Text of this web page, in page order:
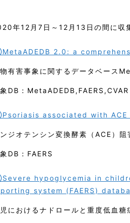
年12月7日～12月13日の間に収
2.0: a
有害事象に関するデータベース
DB：MetaADEDB,FAERS,CVAR
associated with ACE
ジオテンシン変換酵素（ACE）
DB：FAERS
hypoglycemia in
system (FAERS)
におけるナドロールと重度低血糖